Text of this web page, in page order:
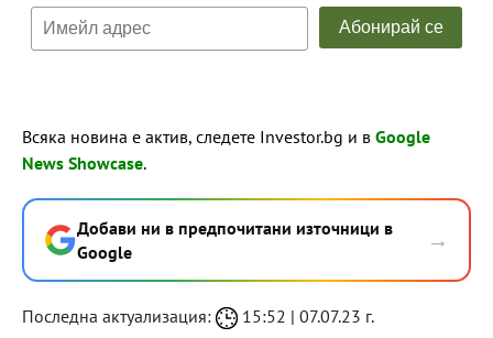
Всяка новина е актив, следете Investor.bg и в Google
News Showcase.
Добави ни в предпочитани източници в
Google
→
Последна актуализация: 15:52 | 07.07.23 г.